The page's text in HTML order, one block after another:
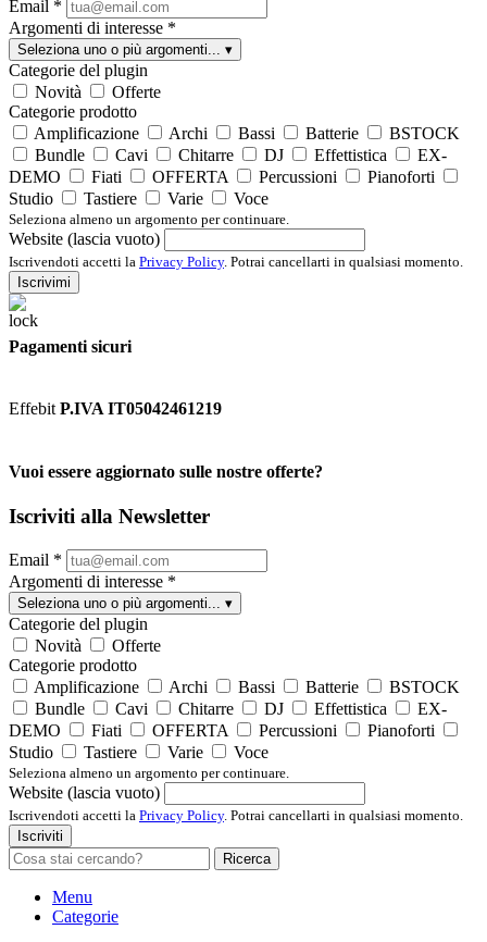
Email *
Argomenti di interesse *
Seleziona uno o più argomenti... ▾
Categorie del plugin
Novità
Offerte
Categorie prodotto
Amplificazione
Archi Bassi Batterie
BSTOCK
Bundle
Cavi Chitarre DJ Effettistica
EX-
DEMO
Fiati OFFERTA Percussioni
Pianoforti
Studio
Tastiere Varie Voce
Seleziona almeno un argomento per continuare.
Website (lascia vuoto)
Iscrivendoti accetti la Privacy Policy. Potrai cancellarti in qualsiasi momento.
Iscrivimi
Pagamenti sicuri
Effebit P.IVA IT05042461219
Vuoi essere aggiornato sulle nostre offerte?
Iscriviti alla Newsletter
Email *
Argomenti di interesse *
Seleziona uno o più argomenti... ▾
Categorie del plugin
Novità
Offerte
Categorie prodotto
Amplificazione
Archi Bassi Batterie
BSTOCK
Bundle
Cavi Chitarre DJ Effettistica
EX-
DEMO
Fiati OFFERTA Percussioni
Pianoforti
Studio
Tastiere Varie Voce
Seleziona almeno un argomento per continuare.
Website (lascia vuoto)
Iscrivendoti accetti la Privacy Policy. Potrai cancellarti in qualsiasi momento.
Iscriviti
Ricerca
Menu
Categorie